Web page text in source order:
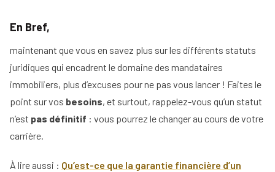
En Bref,
maintenant que vous en savez plus sur les différents statuts
juridiques qui encadrent le domaine des mandataires
immobiliers, plus d’excuses pour ne pas vous lancer ! Faites le
point sur vos besoins, et surtout, rappelez-vous qu’un statut
n’est pas définitif : vous pourrez le changer au cours de votre
carrière.
À lire aussi : Qu’est-ce que la garantie financière d’un